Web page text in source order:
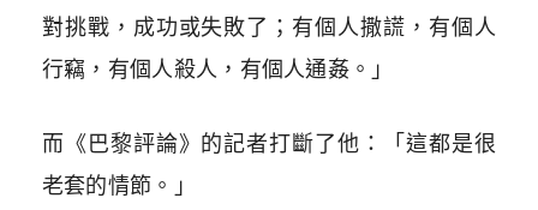
對挑戰，成功或失敗了；有個人撒謊，有個人
行竊，有個人殺人，有個人通姦。」
而《巴黎評論》的記者打斷了他：「這都是很
老套的情節。」